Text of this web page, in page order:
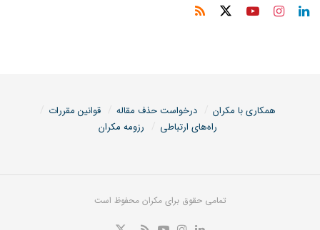
همکاری با مکران درخواست حذف مقاله
قوانین مقررات
راه‌های ارتباطی
رزومه مکران
تمامی حقوق برای مکران محفوظ است